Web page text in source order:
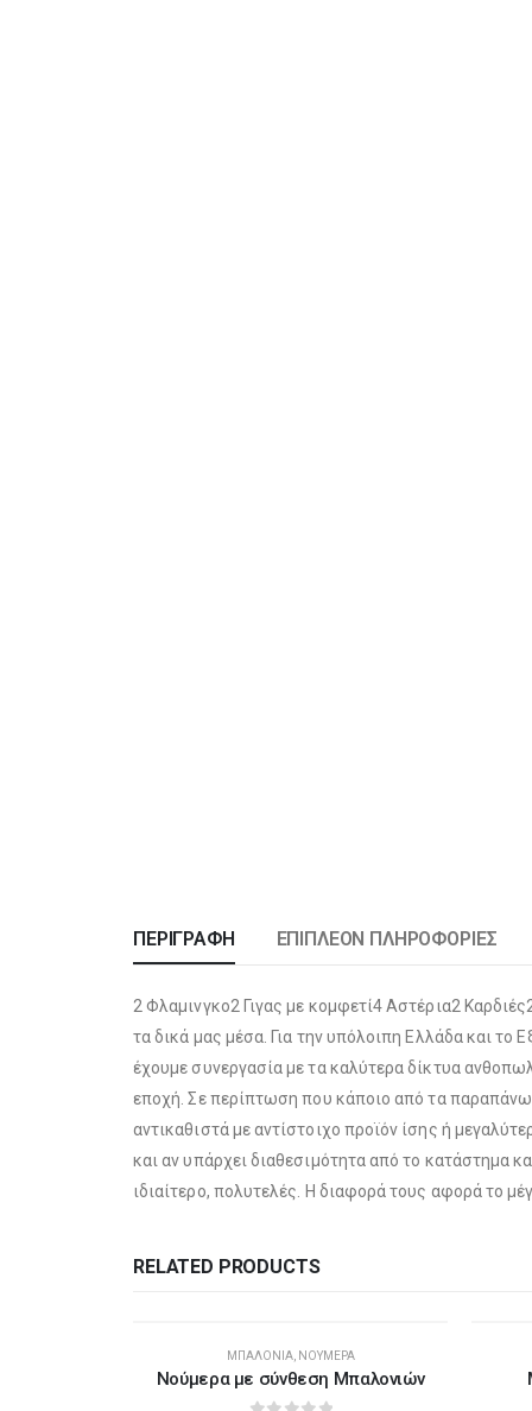
ΠΕΡΙΓΡΑΦΉ ΕΠΙΠΛΈΟΝ ΠΛΗΡΟΦΟΡΊΕΣ
2 Φλαμινγκο2 Γιγας με κομφετί4 Αστέρια2
τα δικά μας μέσα. Για την υπόλοιπη Ελλάδα και το
έχουμε συνεργασία με τα καλύτερα δίκτυα
εποχή. Σε περίπτωση που κάποιο από τα παραπάνω
αντικαθιστά με αντίστοιχο προϊόν ίσης ή
και αν υπάρχει διαθεσιμότητα από το κατάστημα
ιδιαίτερο, πολυτελές. Η διαφορά τους αφορά το
RELATED PRODUCTS
ΜΠΑΛΌΝΙΑ, ΝΟΎΜΕΡΑ
Νούμερα με σύνθεση Μπαλονιών